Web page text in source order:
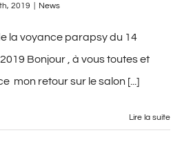
2019 News
la voyance parapsy du 14
Bonjour , à vous toutes et
mon retour sur le salon [...]
Lire la suite